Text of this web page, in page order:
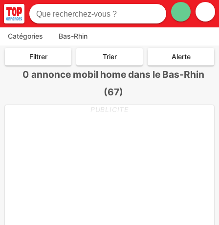
Catégories Bas-Rhin
Filtrer Trier Alerte
0 annonce mobil home dans le Bas-Rhin
(67)
PUBLICITE